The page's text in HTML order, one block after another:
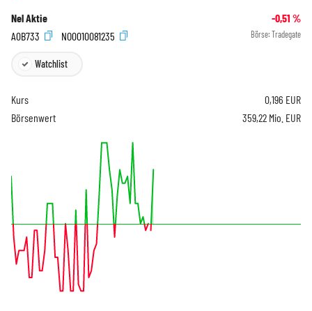
Nel Aktie -0,51 %
A0B733
NO0010081235 Börse: Tradegate
Watchlist
Kurs 0,196 EUR
Börsenwert
359,22 Mio. EUR